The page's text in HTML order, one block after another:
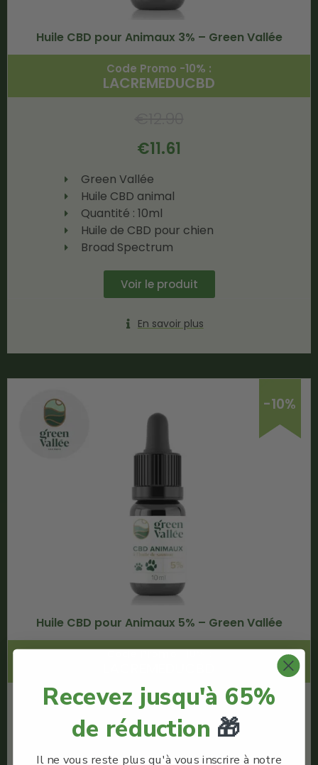
Huile CBD pour Animaux 3% – Green Vallée
Code Promo -10% :
LACREMEDUCBD
€11.61
Green Vallée
Huile CBD animal
Quantité : 10ml
Huile de CBD pour chien
Broad Spectrum
Voir le produit
En savoir plus
-10%
Huile CBD pour Animaux 5% – Green Vallée
Code Promo -10% :
€22.90
€20.61
Recevez jusqu'à 65%
de réduction 🎁
Il ne vous reste plus qu'à vous inscrire à notre